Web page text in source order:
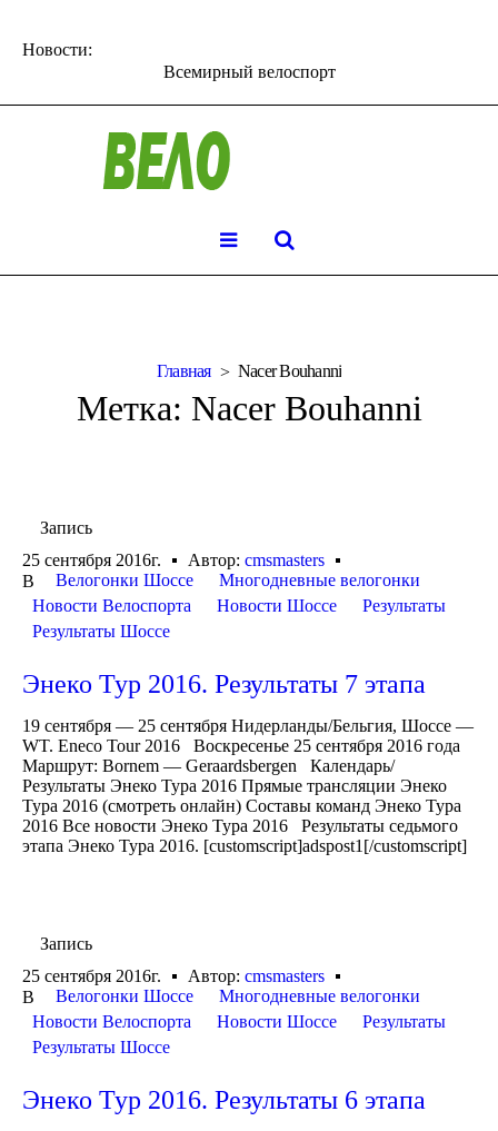
Новости:
Всемирный велоспорт
Главная Nacer Bouhanni
Метка: Nacer Bouhanni
Запись
25 сентября 2016г.
Автор: cmsmasters
В
Велогонки Шоссе
Многодневные велогонки
Новости Велоспорта
Новости Шоссе
Результаты
Результаты Шоссе
Энеко Тур 2016. Результаты 7 этапа
19 сентября — 25 сентября Нидерланды/Бельгия, Шоссе —
WT. Eneco Tour 2016 Воскресенье 25 сентября 2016 года
Маршрут: Bornem — Geraardsbergen Календарь/
Результаты Энеко Тура 2016 Прямые трансляции Энеко
Тура 2016 (смотреть онлайн) Составы команд Энеко Тура
2016 Все новости Энеко Тура 2016 Результаты седьмого
этапа Энеко Тура 2016. [customscript]adspost1[/customscript]
Запись
25 сентября 2016г.
Автор: cmsmasters
В
Велогонки Шоссе
Многодневные велогонки
Новости Велоспорта
Новости Шоссе
Результаты
Результаты Шоссе
Энеко Тур 2016. Результаты 6 этапа